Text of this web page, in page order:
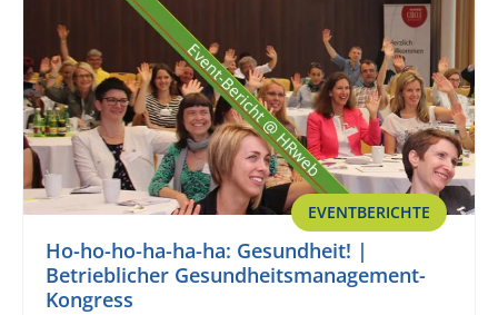
EVENTBERICHTE
Ho-ho-ho-ha-ha-ha: Gesundheit! |
Betrieblicher Gesundheitsmanagement-
Kongress